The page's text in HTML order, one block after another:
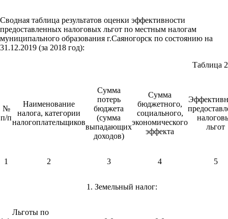
Сводная таблица результатов оценки эффективности
предоставленных налоговых льгот по местным налогам
муниципального образования г.Саяногорск по состоянию на
31.12.2019 (за 2018 год):
Таблица 2
№
п/п
Наименование
налога, категории
налогоплательщиков
Сумма
потерь
бюджета
(сумма
выпадающих
доходов)
Сумма
бюджетного,
социального,
экономического
эффекта
льгот
1 2 3 4 5
1. Земельный налог:
Льготы по